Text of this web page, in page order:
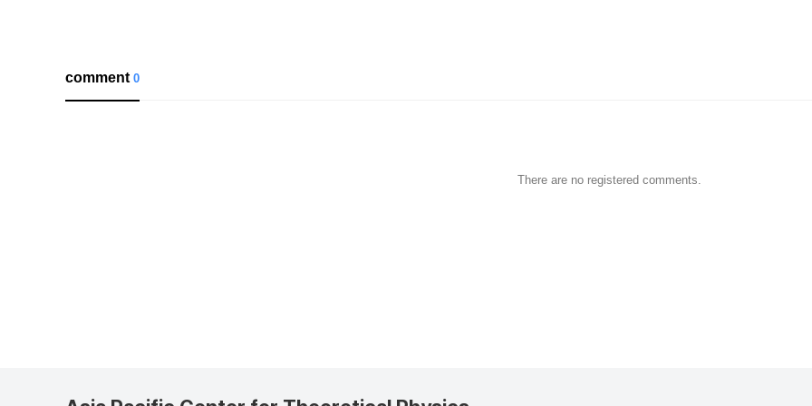
comment0
There are no registered comments.